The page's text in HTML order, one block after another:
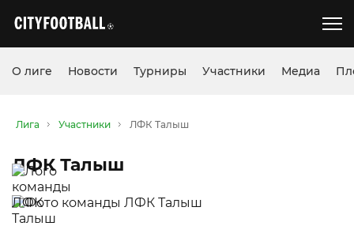
О лиге Новости Турниры Участники Медиа
Лига Участники ЛФК Талыш
ЛФК Талыш